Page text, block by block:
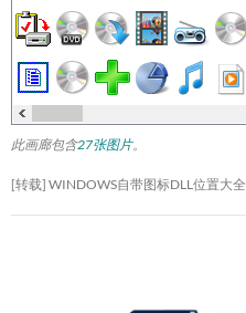
此画廊包含27张图片。
[转载] WINDOWS自带图标DLL位置大全